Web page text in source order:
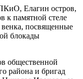
Елагин остров,
к памятной стеле
посвященные
блокады
общественной
района и бригад